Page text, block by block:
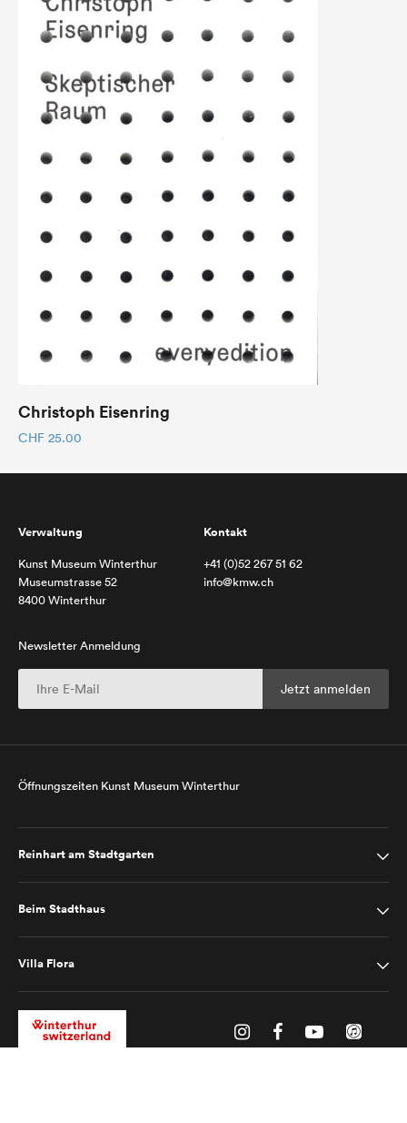
Christoph Eisenring
CHF 25.00
Verwaltung
Kunst Museum Winterthur
Museumstrasse 52
8400 Winterthur
Kontakt
+41 (0)52 267 51 62
info@kmw.ch
Newsletter Anmeldung
Öffnungszeiten Kunst Museum Winterthur
Reinhart am Stadtgarten
Beim Stadthaus
Villa Flora